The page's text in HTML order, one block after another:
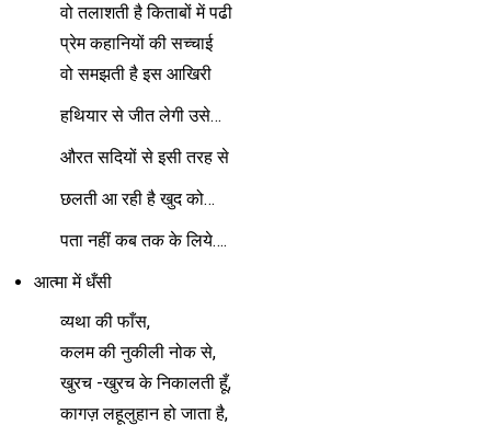
वो तलाशती है किताबों में पढी
प्रेम कहानियों की सच्चाई
वो समझती है इस आखिरी
हथियार से जीत लेगी उसे…
औरत सदियों से इसी तरह से
छलती आ रही है खुद को…
पता नहीं कब तक के लिये….
आत्मा में धँसी
व्यथा की फाँस,
कलम की नुकीली नोक से,
खुरच -खुरच के निकालती हूँ,
कागज़ लहूलुहान हो जाता है,